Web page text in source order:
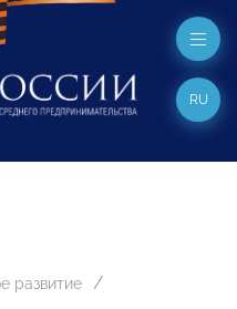
RU
развитие